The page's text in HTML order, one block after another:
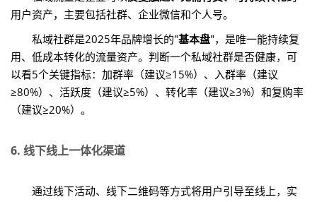
用户资产，主要包括社群、企业微信和个人号。
私域社群是2025年品牌增长的"基本盘"，是唯一能持续复
用、低成本转化的流量资产。判断一个私域社群是否健康，可
以看5个关键指标：加群率（建议≥15%）、入群率（建议
≥80%）、活跃度（建议≥5%）、转化率（建议≥3%）和复购率
（建议≥20%）。
6. 线下线上一体化渠道
通过线下活动、线下二维码等方式将用户引导至线上，实